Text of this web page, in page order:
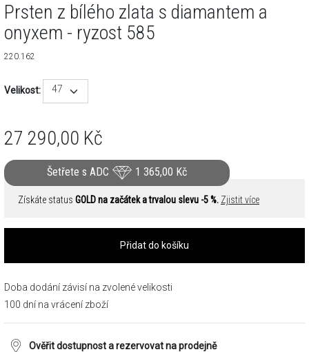
Prsten z bílého zlata s diamantem a
onyxem - ryzost 585
220.162
Velikost: 47
27 290,00 Kč
Šetřete s ADC 1 365,00 Kč
Získáte status GOLD na začátek a trvalou slevu -5 %. Zjistit více
Přidat do košíku
Doba dodání závisí na zvolené velikosti
100 dní na vrácení zboží
Ověřit dostupnost a rezervovat na prodejně